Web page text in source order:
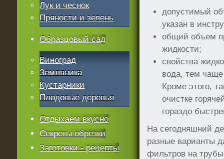
допустимый
указан в
общий объем
жидкости;
свойства
вода, тем чаще
Кроме этого,
очистке
гораздо
На сегодняшний
разные варианты
фильтров на
Лук и чеснок
Пряности и зелень
Образцовый сад
Виноград
Земляника
Кустарники
Плодовые деревья
Отдыхаем вкусно
Секреты обрезки
Заготовки - рецепты